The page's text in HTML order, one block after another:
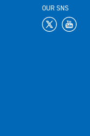
OUR SNS